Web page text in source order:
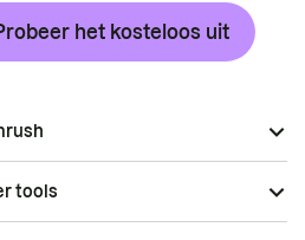
het kosteloos uit
tools